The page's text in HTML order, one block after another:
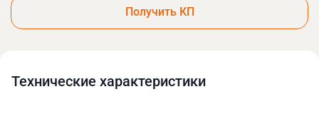
Получить КП
Технические xарактеристики